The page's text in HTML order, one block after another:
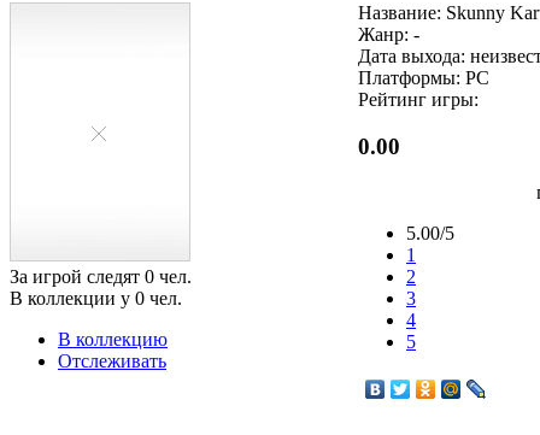
За игрой следят 0 чел.
В коллекции у 0 чел.
В коллекцию
Отслеживать
Название: Skunny
Жанр: -
Дата выхода:
Платформы: PC
Рейтинг игры:
0.00
5.00/5
1
2
3
4
5